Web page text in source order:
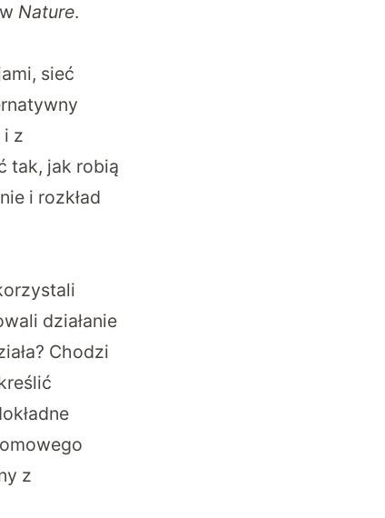
Nature.
sieć
i z
tak, jak robią
i rozkład
działanie
Chodzi
z